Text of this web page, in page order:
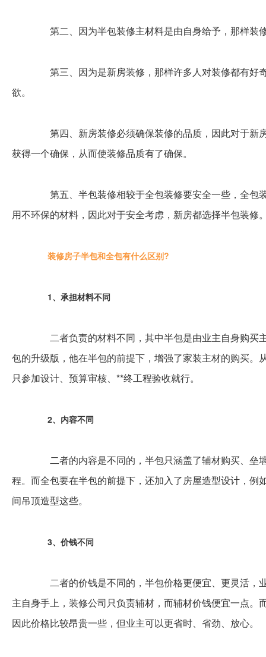
第二、因为半包装修主材料是由自身给予，那样装
第三、因为是新房装修，那样许多人对装修都有好
欲。
第四、新房装修必须确保装修的品质，因此对于新
获得一个确保，从而使装修品质有了确保。
第五、半包装修相较于全包装修要安全一些，全包
用不环保的材料，因此对于安全考虑，新房都选择半包装修
装修房子半包和全包有什么区别?
1、承担材料不同
二者负责的材料不同，其中半包是由业主自身购买
包的升级版，他在半包的前提下，增强了家装主材的购买
只参加设计、预算审核、**终工程验收就行。
2、内容不同
二者的内容是不同的，半包只涵盖了辅材购买、垒
程。而全包要在半包的前提下，还加入了房屋造型设计，
间吊顶造型这些。
3、价钱不同
二者的价钱是不同的，半包价格更便宜、更灵活，
主自身手上，装修公司只负责辅材，而辅材价钱便宜一点
因此价格比较昂贵一些，但业主可以更省时、省劲、放心。